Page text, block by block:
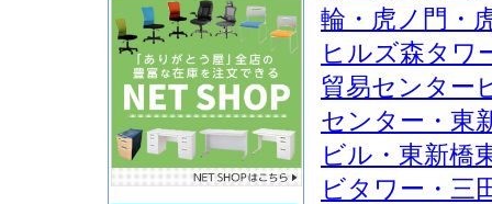
輪・虎ノ門・
ヒルズ森タワ
貿易センター
センター・東
ビル・東新橋
ビタワー・三